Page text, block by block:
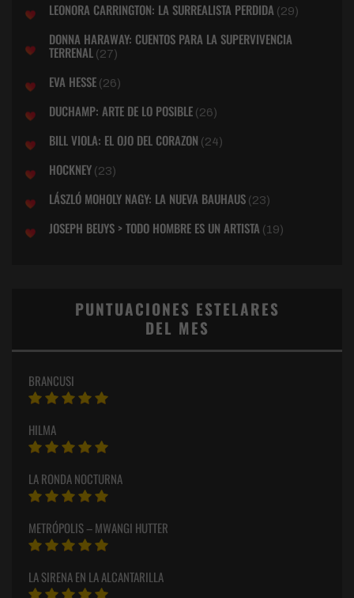
LEONORA CARRINGTON: LA SURREALISTA PERDIDA (29)
DONNA HARAWAY: CUENTOS PARA LA SUPERVIVENCIA
TERRENAL (27)
EVA HESSE (26)
DUCHAMP: ARTE DE LO POSIBLE (26)
BILL VIOLA: EL OJO DEL CORAZON (24)
HOCKNEY (23)
LÁSZLÓ MOHOLY NAGY: LA NUEVA BAUHAUS (23)
JOSEPH BEUYS > TODO HOMBRE ES UN ARTISTA (19)
PUNTUACIONES ESTELARES
DEL MES
BRANCUSI
HILMA
LA RONDA NOCTURNA
METRÓPOLIS – MWANGI HUTTER
LA SIRENA EN LA ALCANTARILLA